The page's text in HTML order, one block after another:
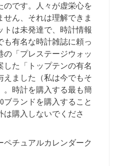
のです。人々が虚栄心を
ん、それは理解できま
は未発達で、時計情報
も有名な時計雑誌に頼っ
の「プレステージウォッ
た「トップテンの有名
えました（私は今でもそ
。時計を購入する最も簡
ブランドを購入すること
は購入しないでくださ
チュアルカレンダーク